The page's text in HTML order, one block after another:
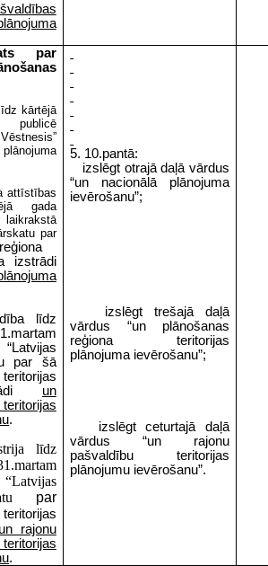
par
kārtējā
publicē
attīstības
gada
par
izstrādi
līdz
par šā
un
.
līdz
par
teritorijas
un rajonu
.
5. 10.pantā:
izslēgt otrajā daļā vārdus
“un nacionālā plānojuma
ievērošanu”;
izslēgt trešajā daļā
vārdus “un plānošanas
reģiona teritorijas
plānojuma ievērošanu”;
izslēgt ceturtajā daļā
vārdus “un rajonu
pašvaldību teritorijas
plānojumu ievērošanu”.